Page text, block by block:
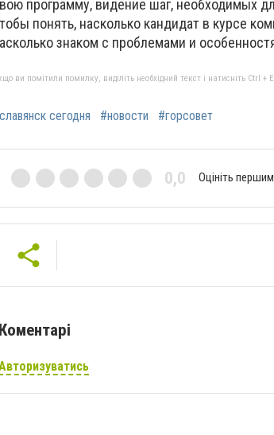
программу, видение шаг, необходимых
понять, насколько кандидат в курсе
знаком с проблемами и
ви помітили помилку, виділіть необхідний текст і натисніть Ctrl +
сегодня #новости #горсовет
0,0 Оцініть першим
Коментарі